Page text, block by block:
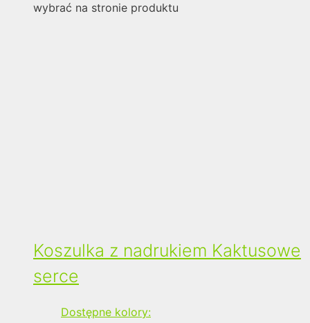
wybrać na stronie produktu
Koszulka z nadrukiem Kaktusowe
serce
Dostępne kolory: